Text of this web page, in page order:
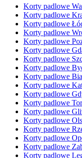
Korty padlowe
Korty padlowe
Korty padlowe
Korty padlowe
Korty padlowe
Korty padlowe
Korty padlowe
Korty padlowe
Korty padlowe
Korty padlowe
Korty padlowe
Korty padlowe
Korty padlowe
Korty padlowe
Korty padlowe
Korty padlowe
Korty padlowe
Korty padlowe